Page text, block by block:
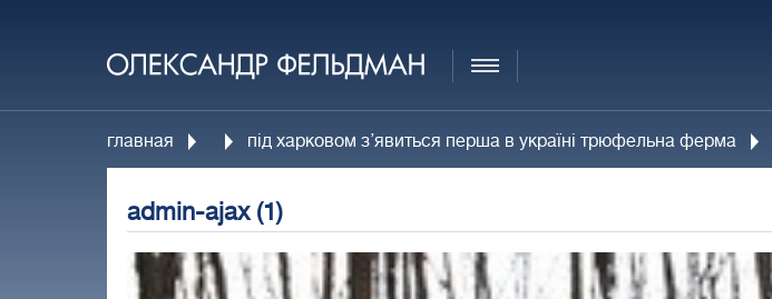
главная під харковом з’явиться перша в україні трюфельна ферма
admin-ajax (1)